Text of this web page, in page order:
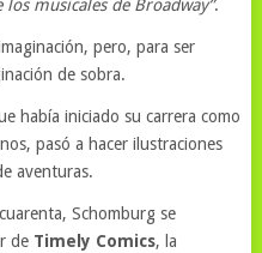
musicales de Broadway”.
pero, para ser
de sobra.
había iniciado su carrera como
pasó a hacer ilustraciones
aventuras.
Schomburg se
deTimely Comics, la